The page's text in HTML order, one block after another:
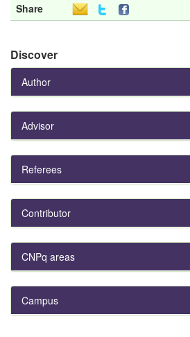
Share
Discover
Author
Advisor
Referees
Contributor
CNPq areas
Campus